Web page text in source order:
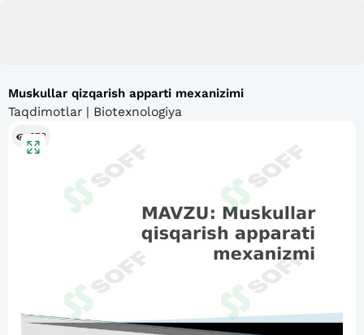
Muskullar qizqarish apparti mexanizimi
Taqdimotlar | Biotexnologiya
673